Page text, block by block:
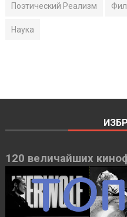
Поэтический Реализм
Наука
120 величайших